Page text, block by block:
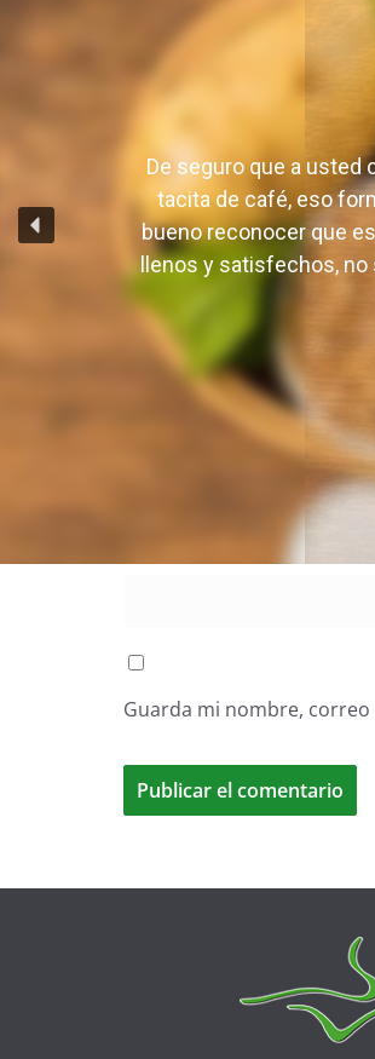
Nombre
Correo electrónico *
Guarda mi nombre,
De seguro que a usted
tacita de café, eso
bueno reconocer que
llenos y satisfechos,